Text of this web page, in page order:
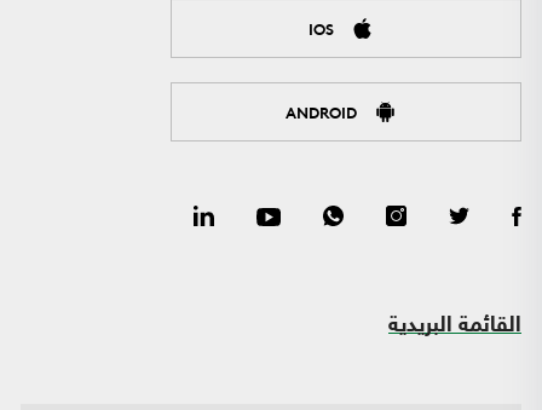
IOS
ANDROID
القائمة البريدية